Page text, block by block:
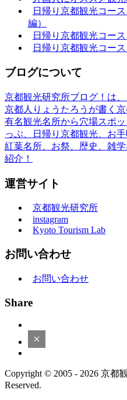
日帰り京都観光コー
編）
日帰り京都観光コー
日帰り京都観光コース
ブログについて
京都観光研究所ブログ！は
京都人りょうたろうが書く京
有名観光名所から穴場スポ
っぷ、日帰り京都観光、お
紅葉名所、お祭、歴史、雑
紹介！
運営サイト
京都観光研究所
instagram
Kyoto Tourism Lab
お問い合わせ
お問い合わせ
Share
Copyright © 2005 - 2026 京都
Reserved.